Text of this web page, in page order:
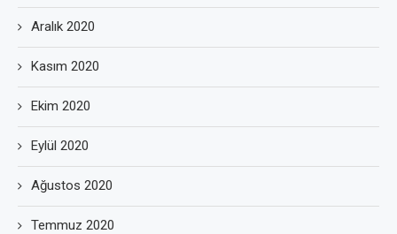
Aralık 2020
Kasım 2020
Ekim 2020
Eylül 2020
Ağustos 2020
Temmuz 2020